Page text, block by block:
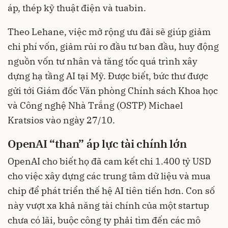
áp, thép kỹ thuật điện và tuabin.
Theo Lehane, việc mở rộng ưu đãi sẽ giúp giảm
chi phí vốn, giảm rủi ro đầu tư ban đầu, huy động
nguồn vốn tư nhân và tăng tốc quá trình xây
dựng hạ tầng AI tại Mỹ. Được biết, bức thư được
gửi tới Giám đốc Văn phòng Chính sách Khoa học
và Công nghệ Nhà Trắng (OSTP) Michael
Kratsios vào ngày 27/10.
OpenAI “than” áp lực tài chính lớn
OpenAI cho biết họ đã cam kết chi 1.400 tỷ USD
cho việc xây dựng các trung tâm dữ liệu và mua
chip để phát triển thế hệ AI tiên tiến hơn. Con số
này vượt xa khả năng tài chính của một startup
chưa có lãi, buộc công ty phải tìm đến các mô